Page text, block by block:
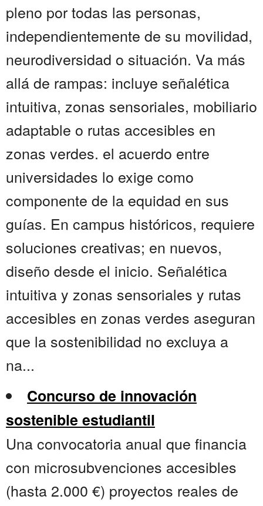
pleno por todas las personas,
independientemente de su movilidad,
neurodiversidad o situación. Va más
allá de rampas: incluye señalética
intuitiva, zonas sensoriales, mobiliario
adaptable o rutas accesibles en
zonas verdes. el acuerdo entre
universidades lo exige como
componente de la equidad en sus
guías. En campus históricos, requiere
soluciones creativas; en nuevos,
diseño desde el inicio. Señalética
intuitiva y zonas sensoriales y rutas
accesibles en zonas verdes aseguran
que la sostenibilidad no excluya a
na...
Concurso de innovación
sostenible estudiantil
Una convocatoria anual que financia
con microsubvenciones accesibles
(hasta 2.000 €) proyectos reales de